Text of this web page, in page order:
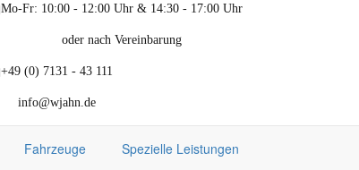
Mo-Fr: 10:00 - 12:00 Uhr & 14:30 - 17:00 Uhr
oder nach Vereinbarung
+49 (0) 7131 - 43 111
info@wjahn.de
Fahrzeuge
Spezielle Leistungen